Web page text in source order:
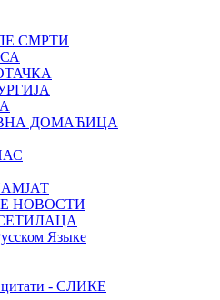
СМРТИ
ДОМАЋИЦА
НОВОСТИ
Языке
цитати - СЛИКЕ